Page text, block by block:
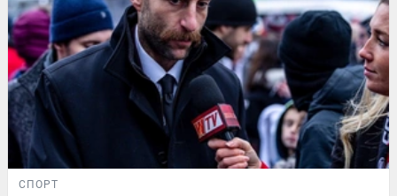
СПОРТ